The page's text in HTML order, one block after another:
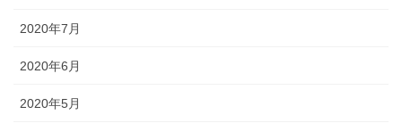
2020年7月
2020年6月
2020年5月